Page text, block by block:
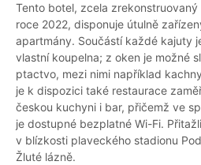
Tento botel, zcela
roce 2022, disponuje útulně
apartmány. Součástí každé kajuty
vlastní koupelna; z oken je možné
ptactvo, mezi nimi například
je k dispozici také restaurace
českou kuchyni i bar, přičemž ve
je dostupné bezplatné Wi-Fi.
v blízkosti plaveckého stadionu
Žluté lázně.